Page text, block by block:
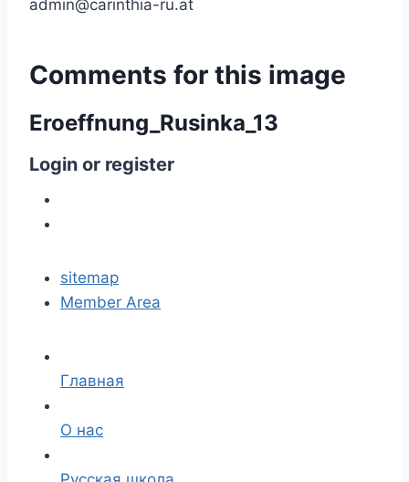
admin@carinthia-ru.at
Comments for this image
Eroeffnung_Rusinka_13
Login or register
sitemap
Member Area
Главная
О нас